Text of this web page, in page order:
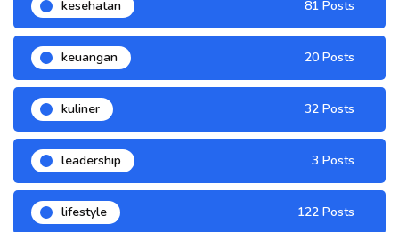
kesehatan 81 Posts
keuangan 20 Posts
kuliner 32 Posts
leadership 3 Posts
lifestyle 122 Posts